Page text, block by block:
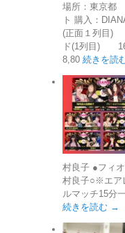
場所：東京都
ト 購入：
(正面１列目)
ド(1列目)
8,80 続きを読
村良子 ●フィ
村良子○※エア
ルマッチ15分
続きを読む →